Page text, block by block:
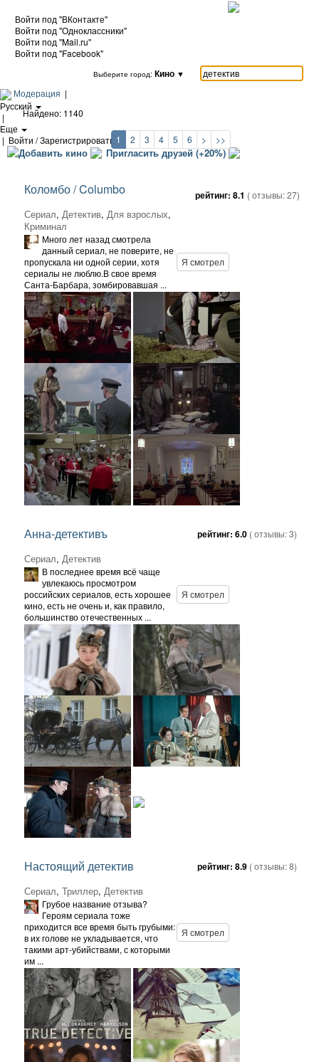
Войти под "ВКонтакте"
Войти под "Одноклассники"
Войти под "Mail.ru"
Войти под "Facebook"
Выберите город: Кино ▼
Модерация |
Русский
|
Еще
| Войти / Зарегистрироваться
Добавить кино Пригласить друзей (+20%)
Найдено: 1140
1 2 3 4 5 6 > >>
Коломбо / Columbo
Сериал, Детектив, Для взрослых,
Криминал
рейтинг: 8.1 ( отзывы:27)
Много лет назад смотрела
данный сериал, не поверите, не
пропускала ни одной серии, хотя
сериалы не люблю.В свое время
Санта-Барбара, зомбировавшая ...
Я смотрел
Анна-детективъ
Сериал, Детектив
рейтинг: 6.0 ( отзывы:3)
В последнее время всё чаще
увлекаюсь просмотром
российских сериалов, есть хорошее
кино, есть не очень и, как правило,
большинство отечественных ...
Я смотрел
Настоящий детектив
Сериал, Триллер, Детектив
рейтинг: 8.9 ( отзывы:8)
Грубое название отзыва?
Героям сериала тоже
приходится все время быть грубыми:
в их голове не укладывается, что
такими арт-убийствами, с которыми
им ...
Я смотрел